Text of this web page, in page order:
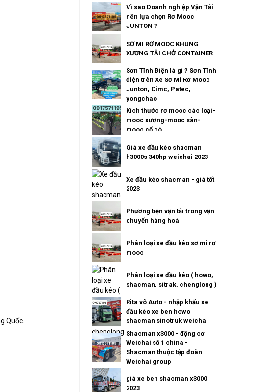
Quốc.
Vì sao Doanh nghiệp Vận Tải
nên lựa chọn Rơ Mooc
JUNTON ?
SƠ MI RƠ MOOC KHUNG
XƯƠNG TẢI CHỞ CONTAINER
Sơn Tĩnh Điện là gì ? Sơn Tĩnh
điện trên Xe Sơ Mi Rơ Mooc
Junton, Cimc, Patec,
yongchao
Kích thước rơ mooc các loại-
mooc xương-mooc sàn-
mooc cổ cò
Giá xe đầu kéo shacman
h3000s 340hp weichai 2023
Xe đầu kéo shacman - giá tốt
2023
Phương tiện vận tải trong vận
chuyển hàng hoá
Phân loại xe đầu kéo sơ mi rơ
mooc
Phân loại xe đầu kéo ( howo,
shacman, sitrak, chenglong )
Rita võ Auto - nhập khẩu xe
đầu kéo xe ben howo
shacman sinotruk weichai
Shacman x3000 - động cơ
Weichai số 1 china -
Shacman thuộc tập đoàn
Weichai group
giá xe ben shacman x3000
2023